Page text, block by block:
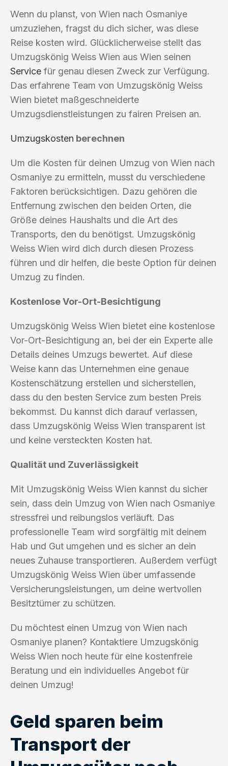
Wenn du planst, von Wien nach Osmaniye
umzuziehen, fragst du dich sicher, was diese
Reise kosten wird. Glücklicherweise stellt das
Umzugskönig Weiss Wien aus Wien seinen
Service für genau diesen Zweck zur Verfügung.
Das erfahrene Team von Umzugskönig Weiss
Wien bietet maßgeschneiderte
Umzugsdienstleistungen zu fairen Preisen an.
Umzugskosten berechnen
Um die Kosten für deinen Umzug von Wien nach
Osmaniye zu ermitteln, musst du verschiedene
Faktoren berücksichtigen. Dazu gehören die
Entfernung zwischen den beiden Orten, die
Größe deines Haushalts und die Art des
Transports, den du benötigst. Umzugskönig
Weiss Wien wird dich durch diesen Prozess
führen und dir helfen, die beste Option für deinen
Umzug zu finden.
Kostenlose Vor-Ort-Besichtigung
Umzugskönig Weiss Wien bietet eine kostenlose
Vor-Ort-Besichtigung an, bei der ein Experte alle
Details deines Umzugs bewertet. Auf diese
Weise kann das Unternehmen eine genaue
Kostenschätzung erstellen und sicherstellen,
dass du den besten Service zum besten Preis
bekommst. Du kannst dich darauf verlassen,
dass Umzugskönig Weiss Wien transparent ist
und keine versteckten Kosten hat.
Qualität und Zuverlässigkeit
Mit Umzugskönig Weiss Wien kannst du sicher
sein, dass dein Umzug von Wien nach Osmaniye
stressfrei und reibungslos verläuft. Das
professionelle Team wird sorgfältig mit deinem
Hab und Gut umgehen und es sicher an dein
neues Zuhause transportieren. Außerdem verfügt
Umzugskönig Weiss Wien über umfassende
Versicherungsleistungen, um deine wertvollen
Besitztümer zu schützen.
Du möchtest einen Umzug von Wien nach
Osmaniye planen? Kontaktiere Umzugskönig
Weiss Wien noch heute für eine kostenfreie
Beratung und ein individuelles Angebot für
deinen Umzug!
Geld sparen beim
Transport der